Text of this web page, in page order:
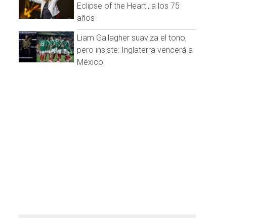
Eclipse of the Heart', a los 75
años
Liam Gallagher suaviza el tono,
pero insiste: Inglaterra vencerá a
México